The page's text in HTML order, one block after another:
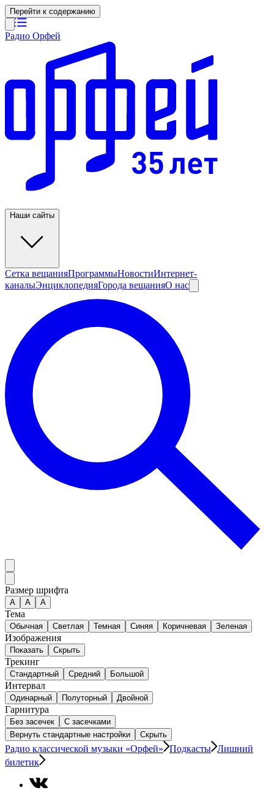
Перейти к содержанию
Радио Орфей
Наши сайты
Сетка вещанияПрограммыНовостиИнтернет-
каналыЭнциклопедияГорода вещанияО нас
Размер шрифта
А A A
Тема
Обычная Светлая Темная Синяя Коричневая Зеленая
Изображения
Показать Скрыть
Трекинг
Стандартный Средний Большой
Интервал
Одинарный Полуторный Двойной
Гарнитура
Без засечек
С засечками
Вернуть стандартные настройки
Скрыть
Радио классической музыки «Орфей» Подкасты Лишний
билетик